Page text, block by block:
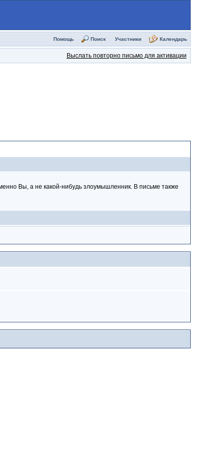
Помощь Поиск Участники Календарь
Выслать повторно письмо для активации
Вы, а не какой-нибудь злоумышленник. В письме также